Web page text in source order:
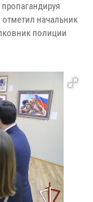
начальник
полиции